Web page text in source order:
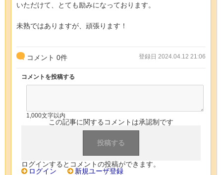
いただけて、とても励みになっております。
未熟ではありますが、頑張ります！
コメント 0件 登録日 2024.04.12 21:06
コメントを投稿する
1,000文字以内
この記事に関するコメントは承認制です
ログインするとコメントの投稿ができます。
ログイン
新規ユーザ登録